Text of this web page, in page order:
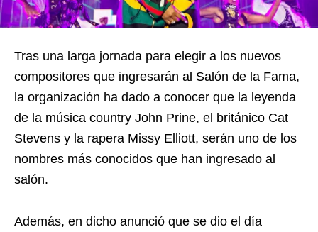
Tras una larga jornada para elegir a los nuevos
compositores que ingresarán al Salón de la Fama,
la organización ha dado a conocer que la leyenda
de la música country John Prine, el británico Cat
Stevens y la rapera Missy Elliott, serán uno de los
nombres más conocidos que han ingresado al
salón.
Además, en dicho anunció que se dio el día